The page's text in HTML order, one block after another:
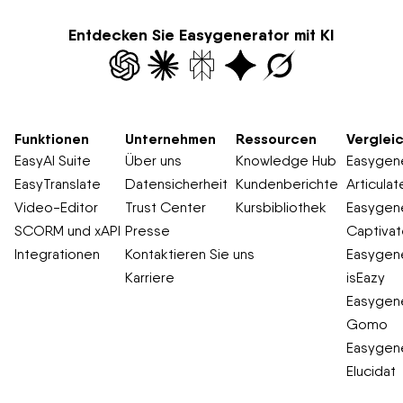
Entdecken Sie Easygenerator mit KI
Funktionen
EasyAI Suite
EasyTranslate
Video-Editor
SCORM und xAPI
Integrationen
Unternehmen
Über uns
Datensicherheit
Trust Center
Presse
Kontaktieren Sie uns
Karriere
Ressourcen
Knowledge Hub
Kundenberichte
Kursbibliothek
isEazy
Gomo
Elucidat